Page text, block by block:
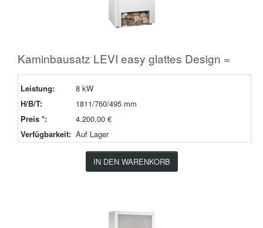
Kaminbausatz LEVI easy glattes Design =
Leistung:
8 kW
H/B/T:
1811/760/495 mm
Preis *:
4.200,00 €
Verfügbarkeit: Auf Lager
IN DEN WARENKORB